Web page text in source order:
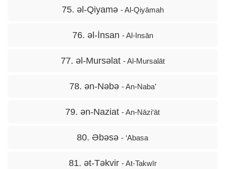
75. əl-Qiyamə - Al-Qiyāmah
76. əl-İnsan - Al-Insān
77. əl-Mursəlat - Al-Mursalāt
78. ən-Nəbə - An-Naba’
79. ən-Naziat - An-Nāzi‘āt
80. Əbəsə - ‘Abasa
81. ət-Təkvir - At-Takwīr